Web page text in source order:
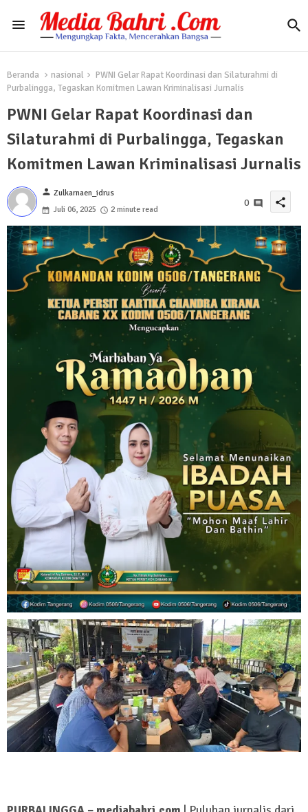
Beranda nasional
PWNI Gelar Rapat Koordinasi dan Silaturahmi di
Purbalingga, Tegaskan Komitmen Lawan Kriminalisasi Jurnalis
PWNI Gelar Rapat Koordinasi dan
Silaturahmi di Purbalingga, Tegaskan
Komitmen Lawan Kriminalisasi Jurnalis
person Zulkarnaen_idrus
Juli 06, 2025
2 minute read
0 share